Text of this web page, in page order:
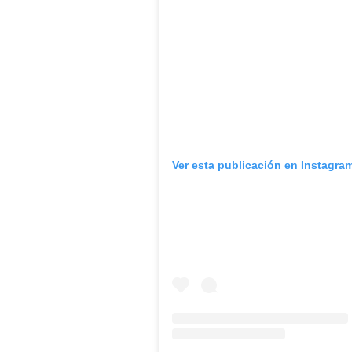
Ver esta publicación en